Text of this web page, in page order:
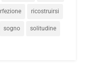
ricostruirsi
sogno solitudine